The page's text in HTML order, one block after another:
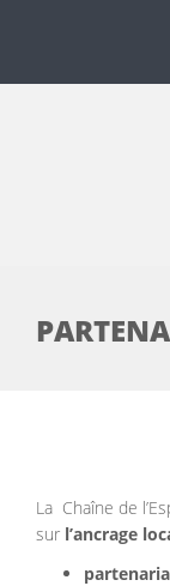
La Chaîne de
sur l’ancrage